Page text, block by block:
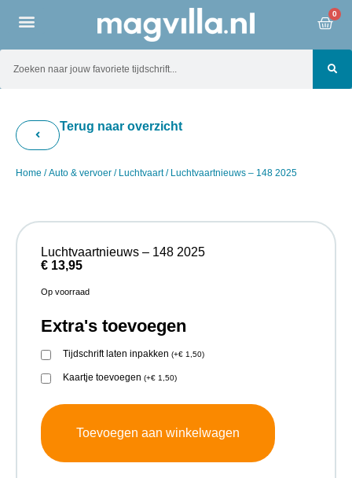
0
Terug naar overzicht
Home /Auto & vervoer / Luchtvaart/ Luchtvaartnieuws – 148 2025
Luchtvaartnieuws – 148 2025
€ 13,95
Op voorraad
Extra's toevoegen
Tijdschrift laten inpakken (+€ 1,50)
Kaartje toevoegen (+€ 1,50)
Toevoegen aan winkelwagen